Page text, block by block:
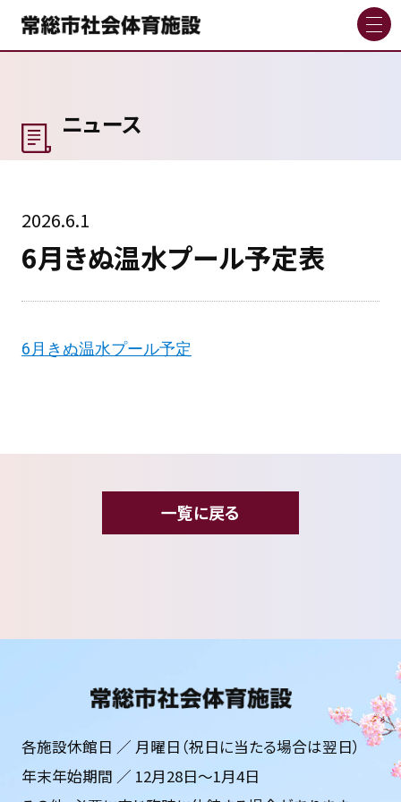
ニュース
2026.6.1
6月きぬ温水プール予定表
6月きぬ温水プール予定
一覧に戻る
各施設休館日 ／ 月曜日（祝日に当たる場合は翌日）
年末年始期間 ／ 12月28日〜1月4日